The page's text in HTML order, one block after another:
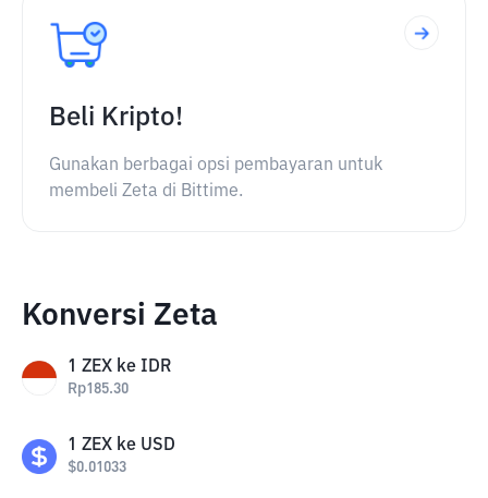
Beli Kripto!
Gunakan berbagai opsi pembayaran untuk
membeli Zeta di Bittime.
Konversi Zeta
1 ZEX ke IDR
Rp185.30
1 ZEX ke USD
$0.01033